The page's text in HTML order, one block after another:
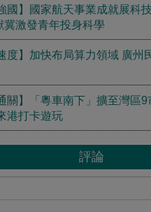
國】國家航天事業成就展科
冀激發青年投身科學
度】加快布局算力領域 廣州
關】「粵車南下」擴至灣區
港打卡遊玩
評論